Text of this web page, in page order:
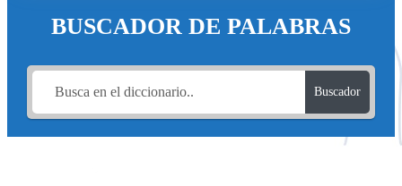
BUSCADOR DE PALABRAS
Buscador